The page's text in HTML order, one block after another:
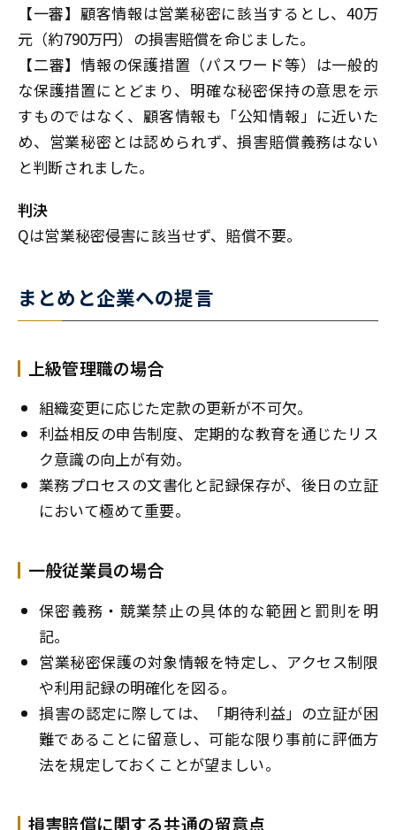
【一審】顧客情報は営業秘密に該当するとし、40万
元（約790万円）の損害賠償を命じました。
【二審】情報の保護措置（パスワード等）は一般的
な保護措置にとどまり、明確な秘密保持の意思を示
すものではなく、顧客情報も「公知情報」に近いた
め、営業秘密とは認められず、損害賠償義務はない
と判断されました。
判決
Qは営業秘密侵害に該当せず、賠償不要。
まとめと企業への提言
上級管理職の場合
組織変更に応じた定款の更新が不可欠。
利益相反の申告制度、定期的な教育を通じたリス
ク意識の向上が有効。
業務プロセスの文書化と記録保存が、後日の立証
において極めて重要。
一般従業員の場合
保密義務・競業禁止の具体的な範囲と罰則を明
記。
営業秘密保護の対象情報を特定し、アクセス制限
や利用記録の明確化を図る。
損害の認定に際しては、「期待利益」の立証が困
難であることに留意し、可能な限り事前に評価方
法を規定しておくことが望ましい。
損害賠償に関する共通の留意点